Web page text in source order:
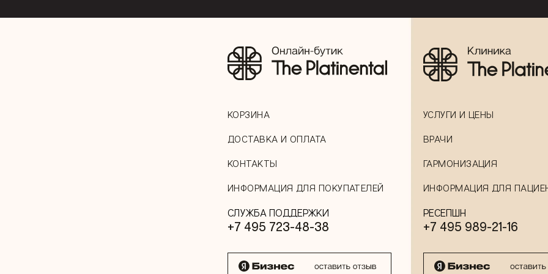
КОРЗИНА
ДОСТАВКА И ОПЛАТА
КОНТАКТЫ
ИНФОРМАЦИЯ ДЛЯ ПОКУПАТЕЛЕЙ
СЛУЖБА ПОДДЕРЖКИ
+7 495 723-48-38
УСЛУГИ И ЦЕНЫ
ВРАЧИ
ГАРМОНИЗАЦИЯ
ИНФОРМАЦИЯ ДЛЯ
РЕСЕПШН
+7 495 989-21-16